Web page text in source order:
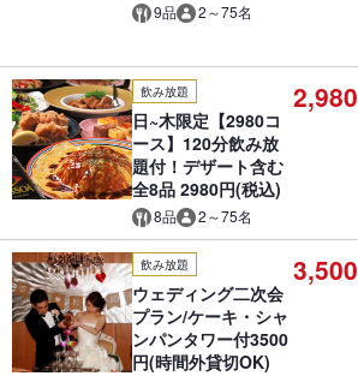
9品 2～75名
飲み放題
日~木限定【2980コ
ース】120分飲み放
題付！デザート含む
全8品 2980円(税込)
8品 2～75名
2,980
飲み放題
ウェディング二次会
プラン/ケーキ・シャ
ンパンタワー付3500
円(時間外貸切OK)
3,500